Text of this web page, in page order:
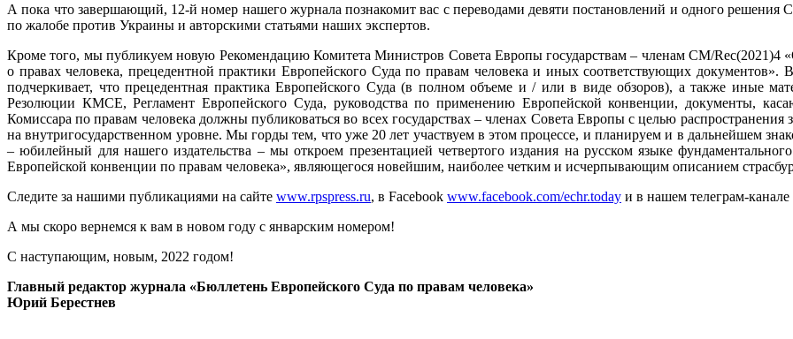
А пока что завершающий, 12-й номер нашего журнала познакомит вас с переводами девяти постановлений и одного
по жалобе против Украины и авторскими статьями наших экспертов.
Кроме того, мы публикуем новую Рекомендацию Комитета Министров Совета Европы государствам – членам CM/Rec(2021)4
о правах человека, прецедентной практики Европейского Суда по правам человека и иных соответствующих
подчеркивает, что прецедентная практика Европейского Суда (в полном объеме и / или в виде обзоров), а также иные
Резолюции КМСЕ, Регламент Европейского Суда, руководства по применению Европейской конвенции, документы,
Комиссара по правам человека должны публиковаться во всех государствах – членах Совета Европы с целью
на внутригосударственном уровне. Мы горды тем, что уже 20 лет участвуем в этом процессе, и планируем и в дальнейшем
– юбилейный для нашего издательства – мы откроем презентацией четвертого издания на русском языке
Европейской конвенции по правам человека», являющегося новейшим, наиболее четким и исчерпывающим описанием
Следите за нашими публикациями на сайте www.rpspress.ru, в Facebook www.facebook.com/echr.today и в нашем телеграм-канале
А мы скоро вернемся к вам в новом году с январским номером!
С наступающим, новым, 2022 годом!
Главный редактор журнала «Бюллетень Европейского Суда по правам человека»
Юрий Берестнев